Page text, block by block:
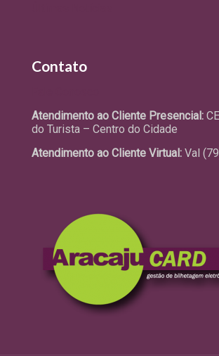
Contato
Atendimento ao Cliente Presencial:
do Turista – Centro do Cidade
Atendimento ao Cliente Virtual: Val